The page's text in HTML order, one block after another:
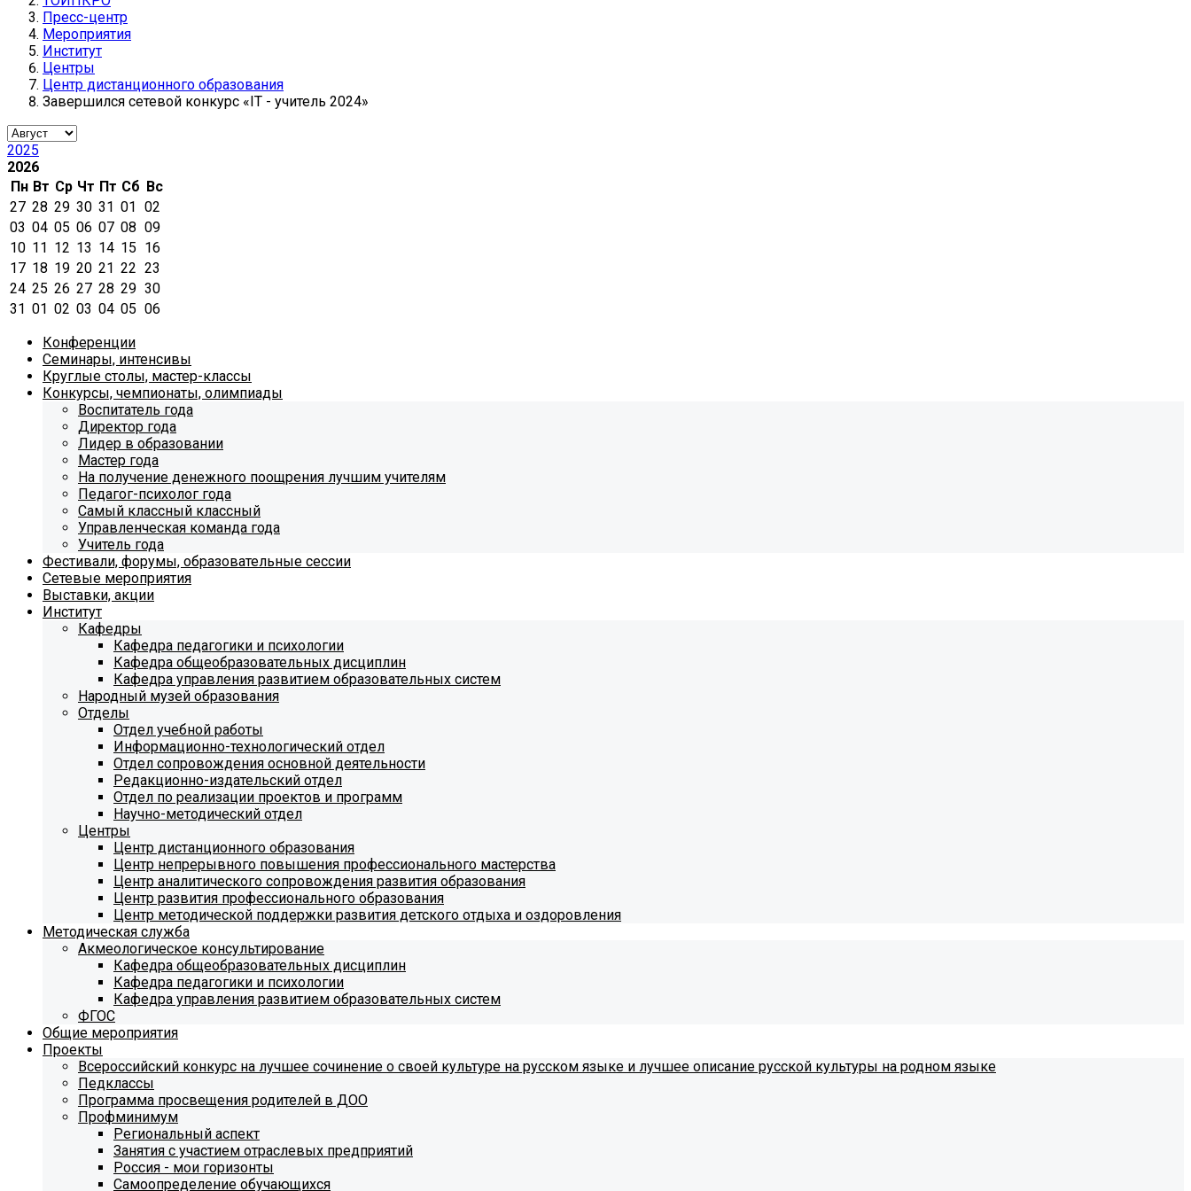
Пресс-центр
Мероприятия
Институт
Центры
Центр дистанционного образования
Завершился сетевой конкурс «IT - учитель 2024»
2025
2026
Пн Вт Ср Чт Пт Сб Вс
27 28 29 30 31 01 02
03 04 05 06 07 08 09
10 11 12 13 14 15 16
17 18 19 20 21 22 23
24 25 26 27 28 29 30
31 01 02 03 04 05 06
Конференции
Семинары, интенсивы
Круглые столы, мастер-классы
Конкурсы, чемпионаты, олимпиады
Воспитатель года
Директор года
Лидер в образовании
Мастер года
На получение денежного поощрения лучшим учителям
Педагог-психолог года
Самый классный классный
Управленческая команда года
Учитель года
Фестивали, форумы, образовательные сессии
Сетевые мероприятия
Выставки, акции
Институт
Кафедры
Кафедра педагогики и психологии
Кафедра общеобразовательных дисциплин
Кафедра управления развитием образовательных систем
Народный музей образования
Отделы
Отдел учебной работы
Информационно-технологический отдел
Отдел сопровождения основной деятельности
Редакционно-издательский отдел
Отдел по реализации проектов и программ
Научно-методический отдел
Центры
Центр дистанционного образования
Центр непрерывного повышения профессионального мастерства
Центр аналитического сопровождения развития образования
Центр развития профессионального образования
Центр методической поддержки развития детского отдыха и оздоровления
Методическая служба
Акмеологическое консультирование
Кафедра общеобразовательных дисциплин
Кафедра педагогики и психологии
Кафедра управления развитием образовательных систем
ФГОС
Общие мероприятия
Проекты
Всероссийский конкурс на лучшее сочинение о своей культуре на русском языке и лучшее описание русской культуры на родном языке
Педклассы
Программа просвещения родителей в ДОО
Профминимум
Региональный аспект
Занятия с участием отраслевых предприятий
Россия - мои горизонты
Самоопределение обучающихся